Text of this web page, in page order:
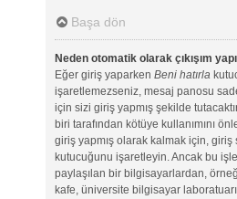
Başa dön
Neden otomatik olarak çıkışım
Eğer giriş yaparken Beni hatırla
işaretlemezseniz, mesaj panosu
için sizi giriş yapmış şekilde
biri tarafından kötüye kullanımını
giriş yapmış olarak kalmak için, giriş
kutucuğunu işaretleyin. Ancak bu
paylaşılan bir bilgisayarlardan,
kafe, üniversite bilgisayar